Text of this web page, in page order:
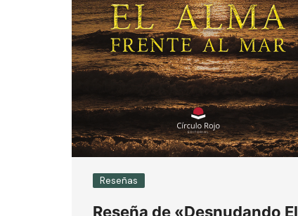
Reseñas
Reseña de «Desnudando El